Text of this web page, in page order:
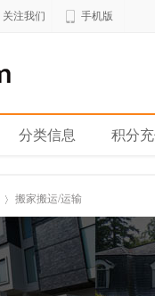
关注我们 手机版
分类信息 积分
搬家搬运/运输